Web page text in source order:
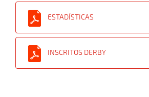
ESTADÍSTICAS
INSCRITOS DERBY